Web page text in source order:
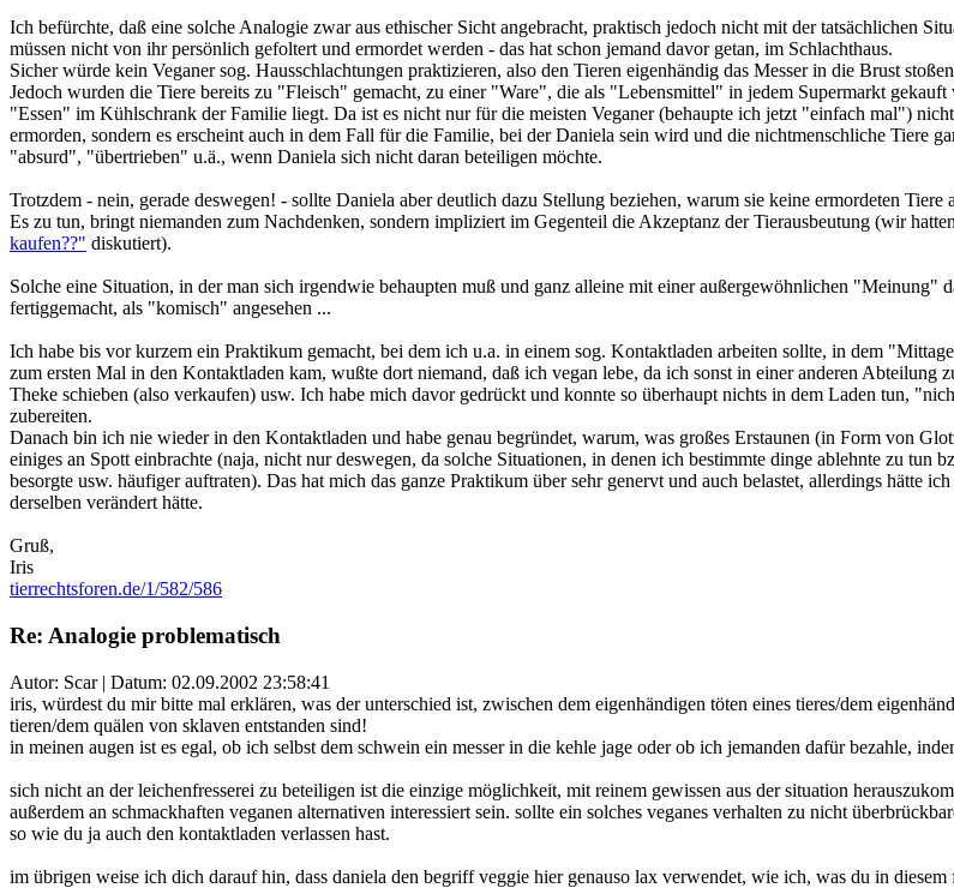
Ich befürchte, daß eine solche Analogie zwar aus ethischer Sicht angebracht, praktisch jedoch nicht mit der tatsächlichen
müssen nicht von ihr persönlich gefoltert und ermordet werden - das hat schon jemand davor getan, im Schlachthaus.
Sicher würde kein Veganer sog. Hausschlachtungen praktizieren, also den Tieren eigenhändig das Messer in die Brust
Jedoch wurden die Tiere bereits zu "Fleisch" gemacht, zu einer "Ware", die als "Lebensmittel" in jedem Supermarkt
"Essen" im Kühlschrank der Familie liegt. Da ist es nicht nur für die meisten Veganer (behaupte ich jetzt "einfach mal")
ermorden, sondern es erscheint auch in dem Fall für die Familie, bei der Daniela sein wird und die nichtmenschliche Tiere
"absurd", "übertrieben" u.ä., wenn Daniela sich nicht daran beteiligen möchte.
Trotzdem - nein, gerade deswegen! - sollte Daniela aber deutlich dazu Stellung beziehen, warum sie keine ermordeten
Es zu tun, bringt niemanden zum Nachdenken, sondern impliziert im Gegenteil die Akzeptanz der Tierausbeutung (wir
kaufen??" diskutiert).
Solche eine Situation, in der man sich irgendwie behaupten muß und ganz alleine mit einer außergewöhnlichen "Meinung"
fertiggemacht, als "komisch" angesehen ...
Ich habe bis vor kurzem ein Praktikum gemacht, bei dem ich u.a. in einem sog. Kontaktladen arbeiten sollte, in dem
zum ersten Mal in den Kontaktladen kam, wußte dort niemand, daß ich vegan lebe, da ich sonst in einer anderen
Theke schieben (also verkaufen) usw. Ich habe mich davor gedrückt und konnte so überhaupt nichts in dem Laden tun,
zubereiten.
Danach bin ich nie wieder in den Kontaktladen und habe genau begründet, warum, was großes Erstaunen (in Form von
einiges an Spott einbrachte (naja, nicht nur deswegen, da solche Situationen, in denen ich bestimmte dinge ablehnte zu
besorgte usw. häufiger auftraten). Das hat mich das ganze Praktikum über sehr genervt und auch belastet, allerdings hätte
derselben verändert hätte.
Gruß,
Iris
tierrechtsforen.de/1/582/586
Re: Analogie problematisch
Autor: Scar | Datum: 02.09.2002 23:58:41
iris, würdest du mir bitte mal erklären, was der unterschied ist, zwischen dem eigenhändigen töten eines tieres/dem
tieren/dem quälen von sklaven entstanden sind!
in meinen augen ist es egal, ob ich selbst dem schwein ein messer in die kehle jage oder ob ich jemanden dafür bezahle,
sich nicht an der leichenfresserei zu beteiligen ist die einzige möglichkeit, mit reinem gewissen aus der situation
außerdem an schmackhaften veganen alternativen interessiert sein. sollte ein solches veganes verhalten zu nicht
so wie du ja auch den kontaktladen verlassen hast.
im übrigen weise ich dich darauf hin, dass daniela den begriff veggie hier genauso lax verwendet, wie ich, was du in